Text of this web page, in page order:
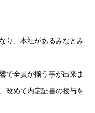
り、本社があるみなとみ
で全員が揃う事が出来ま
改めて内定証書の授与を